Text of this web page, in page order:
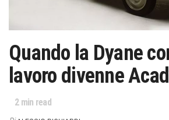
Quando la Dyane
lavoro divenne
2min read